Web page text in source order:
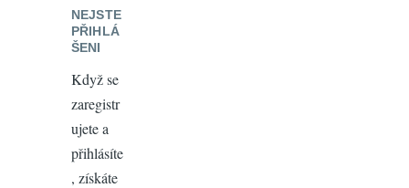
NEJSTE
PŘIHLÁ
ŠENI
Když se
zaregistr
ujete a
přihlásíte
, získáte